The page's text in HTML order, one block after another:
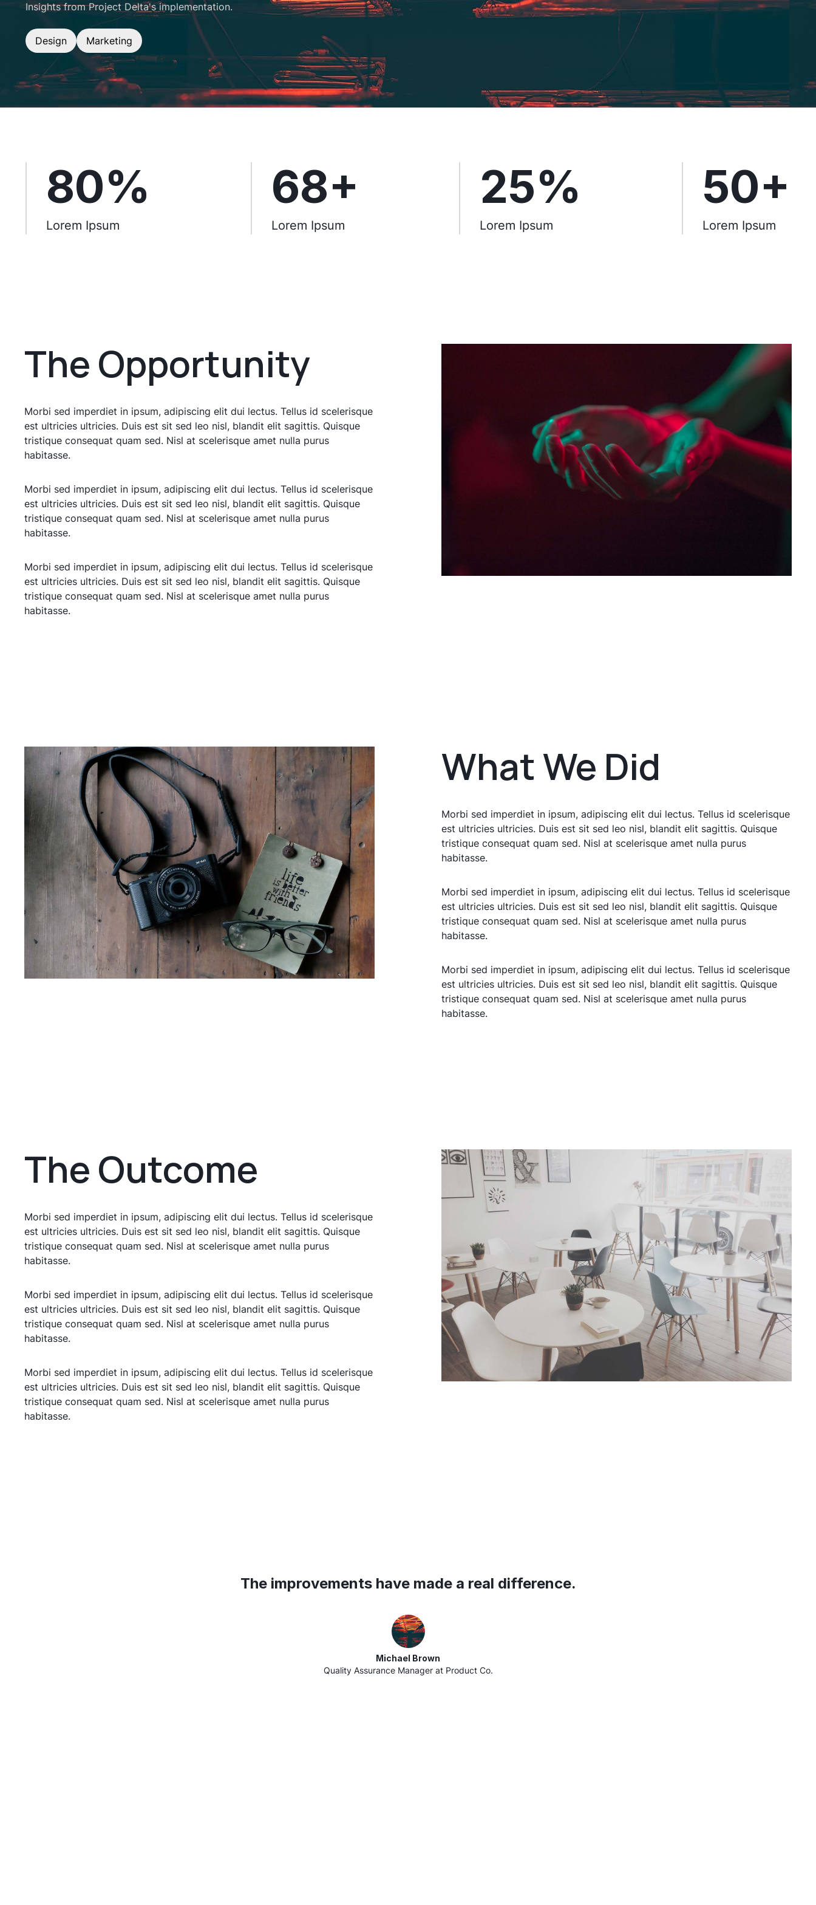
Insights from Project Delta's implementation.
Design Marketing
80%
Lorem Ipsum
68+
Lorem Ipsum
25%
Lorem Ipsum
50+
Lorem Ipsum
TheOpportunity
Morbi sed imperdiet in ipsum, adipiscing elit dui lectus. Tellus id scelerisque
est ultricies ultricies. Duis est sit sed leo nisl, blandit elit sagittis. Quisque
tristique consequat quam sed. Nisl at scelerisque amet nulla purus
habitasse.
Morbi sed imperdiet in ipsum, adipiscing elit dui lectus. Tellus id scelerisque
est ultricies ultricies. Duis est sit sed leo nisl, blandit elit sagittis. Quisque
tristique consequat quam sed. Nisl at scelerisque amet nulla purus
habitasse.
Morbi sed imperdiet in ipsum, adipiscing elit dui lectus. Tellus id scelerisque
est ultricies ultricies. Duis est sit sed leo nisl, blandit elit sagittis. Quisque
tristique consequat quam sed. Nisl at scelerisque amet nulla purus
habitasse.
WhatWe Did
Morbi sed imperdiet in ipsum, adipiscing elit dui lectus. Tellus id scelerisque
est ultricies ultricies. Duis est sit sed leo nisl, blandit elit sagittis. Quisque
tristique consequat quam sed. Nisl at scelerisque amet nulla purus
habitasse.
Morbi sed imperdiet in ipsum, adipiscing elit dui lectus. Tellus id scelerisque
est ultricies ultricies. Duis est sit sed leo nisl, blandit elit sagittis. Quisque
tristique consequat quam sed. Nisl at scelerisque amet nulla purus
habitasse.
Morbi sed imperdiet in ipsum, adipiscing elit dui lectus. Tellus id scelerisque
est ultricies ultricies. Duis est sit sed leo nisl, blandit elit sagittis. Quisque
tristique consequat quam sed. Nisl at scelerisque amet nulla purus
habitasse.
TheOutcome
Morbi sed imperdiet in ipsum, adipiscing elit dui lectus. Tellus id scelerisque
est ultricies ultricies. Duis est sit sed leo nisl, blandit elit sagittis. Quisque
tristique consequat quam sed. Nisl at scelerisque amet nulla purus
habitasse.
Morbi sed imperdiet in ipsum, adipiscing elit dui lectus. Tellus id scelerisque
est ultricies ultricies. Duis est sit sed leo nisl, blandit elit sagittis. Quisque
tristique consequat quam sed. Nisl at scelerisque amet nulla purus
habitasse.
Morbi sed imperdiet in ipsum, adipiscing elit dui lectus. Tellus id scelerisque
est ultricies ultricies. Duis est sit sed leo nisl, blandit elit sagittis. Quisque
tristique consequat quam sed. Nisl at scelerisque amet nulla purus
habitasse.
The improvements have made a real difference.
Michael Brown
Quality Assurance Manager at Product Co.